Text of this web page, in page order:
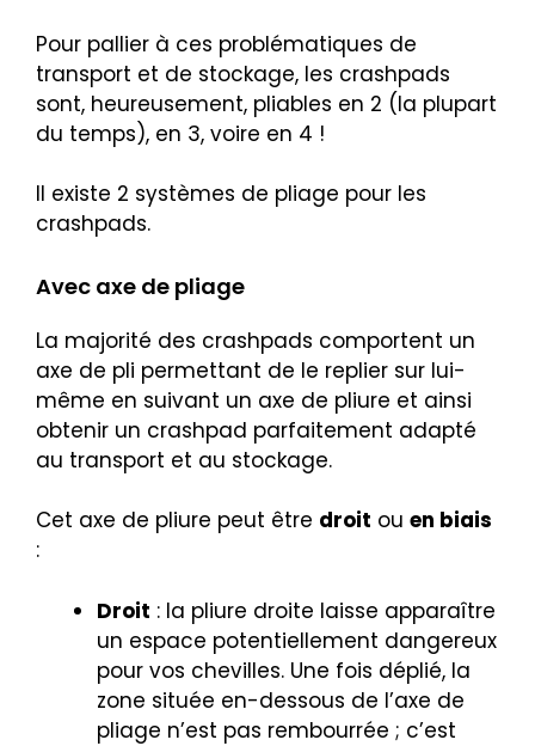
Pour pallier à ces problématiques de
transport et de stockage, les crashpads
sont, heureusement, pliables en 2 (la plupart
du temps), en 3, voire en 4 !
Il existe 2 systèmes de pliage pour les
crashpads.
Avec axe de pliage
La majorité des crashpads comportent un
axe de pli permettant de le replier sur lui-
même en suivant un axe de pliure et ainsi
obtenir un crashpad parfaitement adapté
au transport et au stockage.
Cet axe de pliure peut être droit ou en biais
:
Droit : la pliure droite laisse apparaître
un espace potentiellement dangereux
pour vos chevilles. Une fois déplié, la
zone située en-dessous de l’axe de
pliage n’est pas rembourrée ; c’est